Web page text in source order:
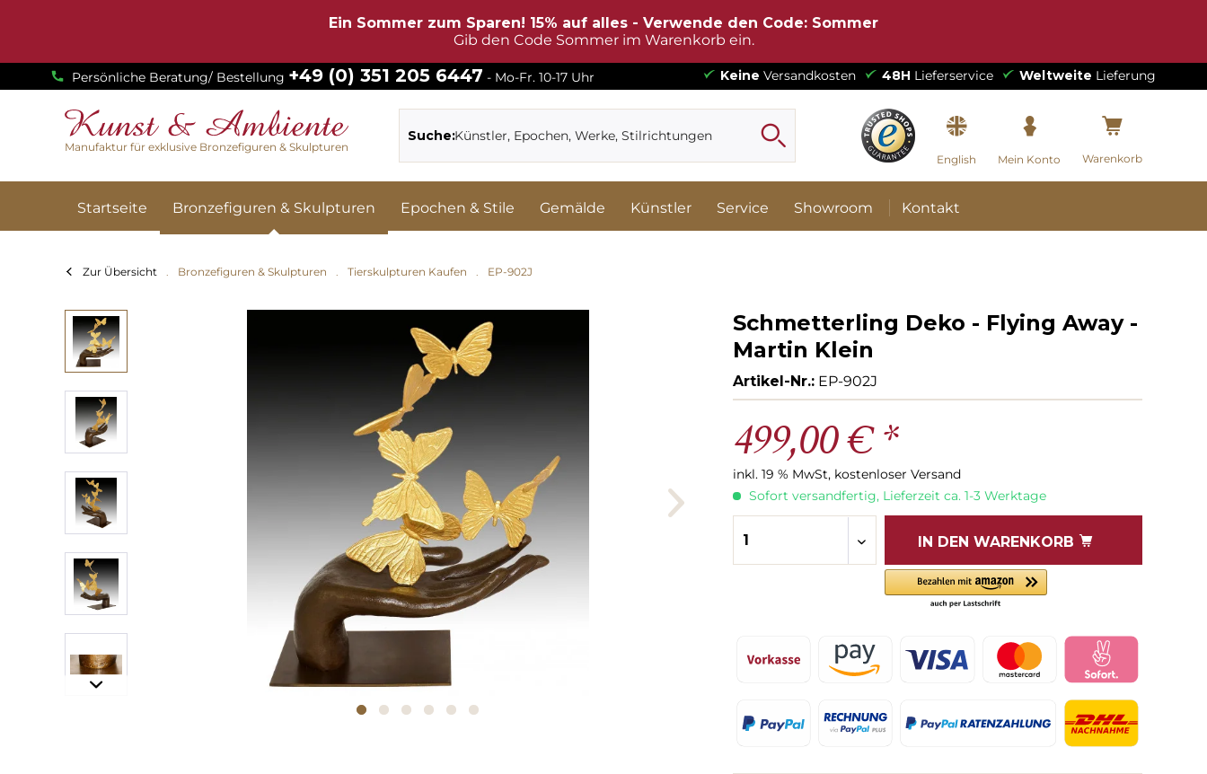
Ein Sommer zum Sparen! 15% auf alles - Verwende den Code: Sommer
Gib den Code Sommer im Warenkorb ein.
Persönliche Beratung/ Bestellung +49 (0) 351 205 6447 - Mo-Fr. 10-17 Uhr Keine Versandkosten 48H Lieferservice Weltweite Lieferung
Manufaktur für exklusive Bronzefiguren & Skulpturen
Suche:
English Mein Konto Warenkorb
Startseite Bronzefiguren & Skulpturen Epochen & Stile Gemälde Künstler Service Showroom Kontakt
Zur Übersicht Bronzefiguren & Skulpturen Tierskulpturen Kaufen EP-902J
Schmetterling Deko - Flying Away -
Martin Klein
Artikel-Nr.: EP-902J
499,00 € *
inkl. 19 % MwSt, kostenloser Versand
Sofort versandfertig, Lieferzeit ca. 1-3 Werktage
IN DEN WARENKORB